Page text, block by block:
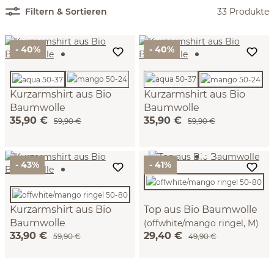
Filtern & Sortieren 33 Produkte
- 40%
Kurzarmshirt aus Bio
Baumwolle
(aqua, XS)
35,90 € 59,90 €
- 40%
Kurzarmshirt aus Bio
Baumwolle
(mango, XS)
35,90 € 59,90 €
- 43%
Kurzarmshirt aus Bio
Baumwolle
(offwhite/mango ringel, XS)
33,90 € 59,90 €
- 41%
Top aus Bio Baumwolle
(offwhite/mango ringel, M)
29,40 € 49,90 €